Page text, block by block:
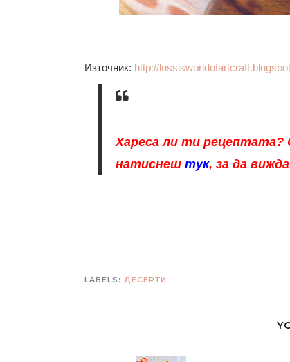
Източник: http://
Хареса ли ти рецептата?
натиснеш тук, за да
LABELS: ДЕСЕРТИ